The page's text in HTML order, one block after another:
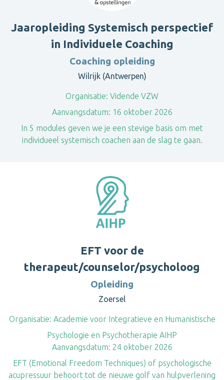
Jaaropleiding Systemisch perspectief
in Individuele Coaching
Coaching opleiding
Wilrijk (Antwerpen)
Organisatie: Vidende VZW
Aanvangsdatum: 16 oktober 2026
In 5 modules geven we je een stevige basis om met
individueel systemisch coachen aan de slag te gaan.
EFT voor de
therapeut/counselor/psycholoog
Opleiding
Zoersel
Organisatie: Academie voor Integratieve en Humanistische
Psychologie en Psychotherapie AIHP
Aanvangsdatum: 24 oktober 2026
EFT (Emotional Freedom Techniques) of psychologische
acupressuur behoort tot de nieuwe golf van hulpverlening